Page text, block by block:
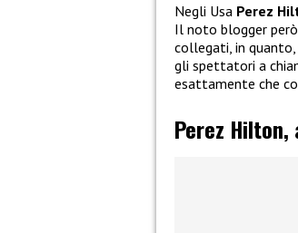
Negli Usa Perez
Il noto blogger
collegati, in
gli spettatori a
esattamente che
Perez